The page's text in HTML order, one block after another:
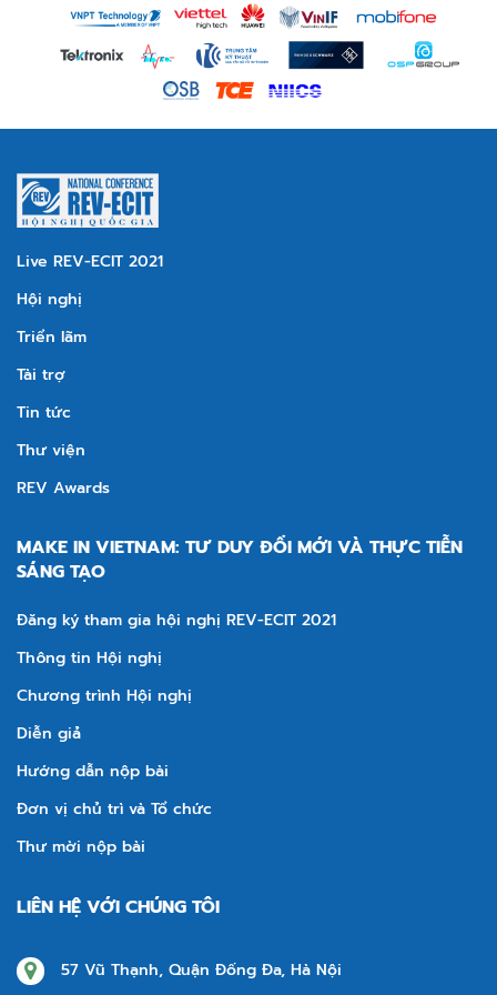
Live REV-ECIT 2021
Hội nghị
Triển lãm
Tài trợ
Tin tức
Thư viện
REV Awards
MAKE IN VIETNAM: TƯ DUY ĐỔI MỚI VÀ THỰC TIỄN
SÁNG TẠO
Đăng ký tham gia hội nghị REV-ECIT 2021
Thông tin Hội nghị
Chương trình Hội nghị
Diễn giả
Hướng dẫn nộp bài
Đơn vị chủ trì và Tổ chức
Thư mời nộp bài
LIÊN HỆ VỚI CHÚNG TÔI
57 Vũ Thạnh, Quận Đống Đa, Hà Nội